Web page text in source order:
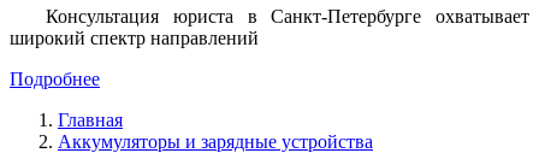
Консультация юриста в Санкт-Петербурге охватывает
широкий спектр направлений
Подробнее
Главная
Аккумуляторы и зарядные устройства